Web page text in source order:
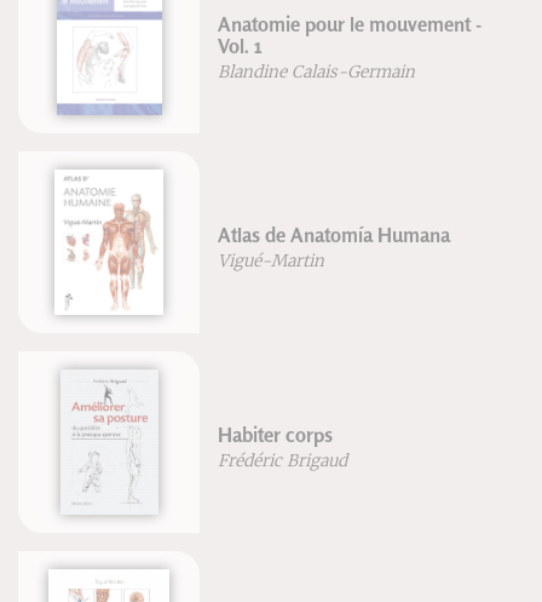
Anatomie pour le mouvement -
Vol. 1
Blandine Calais-Germain
Atlas de Anatomía Humana
Vigué-Martin
Habiter corps
Frédéric Brigaud